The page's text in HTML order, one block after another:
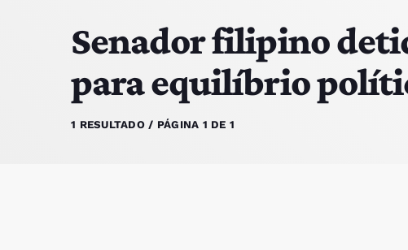
QUEM
EPISODES
Senador filipino
para equilíbrio
1 RESULTADO / PÁGINA 1 DE 1